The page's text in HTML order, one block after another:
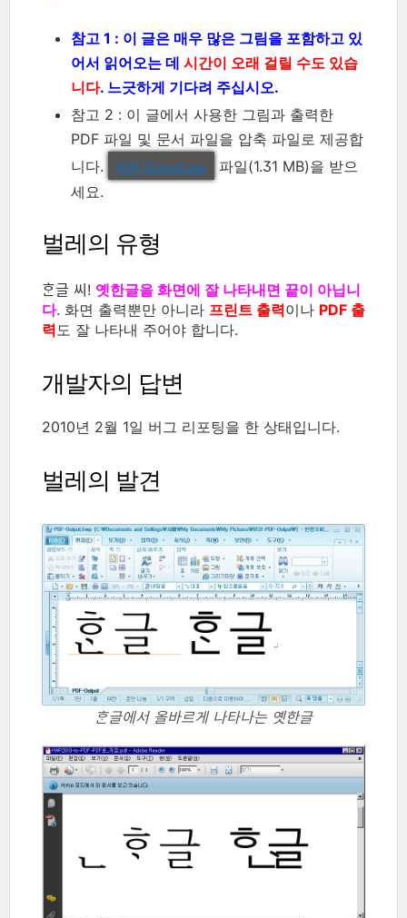
참고 1 : 이 글은 매우 많은 그림을 포함하고 있
어서 읽어오는 데 시간이 오래 걸릴 수도 있습
니다. 느긋하게 기다려 주십시오.
참고 2 : 이 글에서 사용한 그림과 출력한
PDF 파일 및 문서 파일을 압축 파일로 제공합
니다.
PDF-Output.zip
파일(1.31 MB)을 받으
세요.
벌레의 유형
ᄒᆞᆫ글 씨! 옛한글을 화면에 잘 나타내면 끝이 아닙니
다. 화면 출력뿐만 아니라 프린트 출력이나 PDF 출
력 도 잘 나타내 주어야 합니다.
개발자의 답변
2010년 2월 1일 버그 리포팅을 한 상태입니다.
벌레의 발견
ᄒᆞᆫ글에서 올바르게 나타나는 옛한글